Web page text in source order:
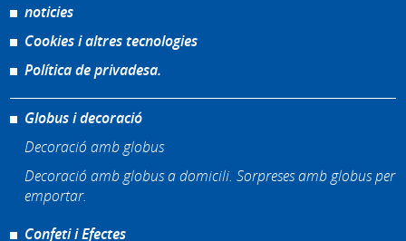
noticies
Cookies i altres tecnologies
Política de privadesa.
Globus i decoració
Decoració amb globus
Decoració amb globus a domicili. Sorpreses amb globus per
emportar.
Confeti i Efectes